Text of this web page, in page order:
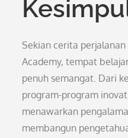
Sekian cerita
Academy, tempat
penuh semangat. Dari
program-program
menawarkan
membangun